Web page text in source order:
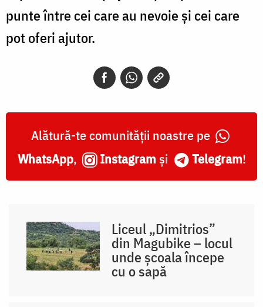
punte între cei care au nevoie și cei care
pot oferi ajutor.
Alătură-te comunității noastre pe
WhatsApp, Instagram și Telegram!
Liceul „Dimitrios”
din Magubike – locul
unde școala începe
cu o sapă